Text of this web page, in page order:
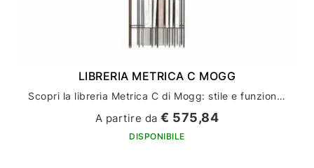
LIBRERIA METRICA C MOGG
Scopri la libreria Metrica C di Mogg: stile e funzionalità per l'arredamento della tua casa
A partire da€ 575,84
DISPONIBILE